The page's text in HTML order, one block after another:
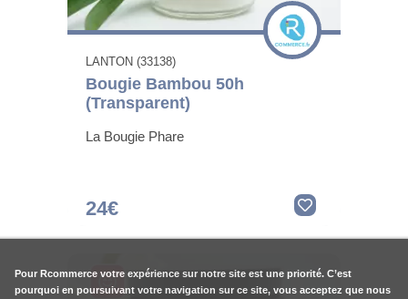
LANTON (33138)
Bougie Bambou 50h
(Transparent)
La Bougie Phare
24€
Pour Rcommerce votre expérience sur notre site est une priorité. C’est
pourquoi en poursuivant votre navigation sur ce site, vous acceptez que nous